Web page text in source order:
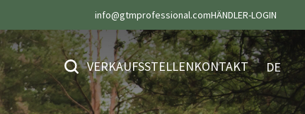
info@gtmprofessional.comHÄNDLER-LOGIN
VERKAUFSSTELLENKONTAKT DE